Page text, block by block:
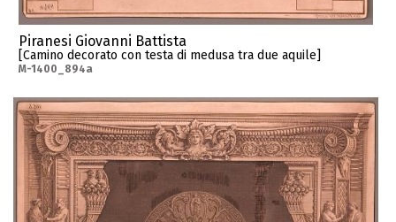
Piranesi Giovanni Battista
[Camino decorato con testa di medusa tra due aquile]
M-1400_894a